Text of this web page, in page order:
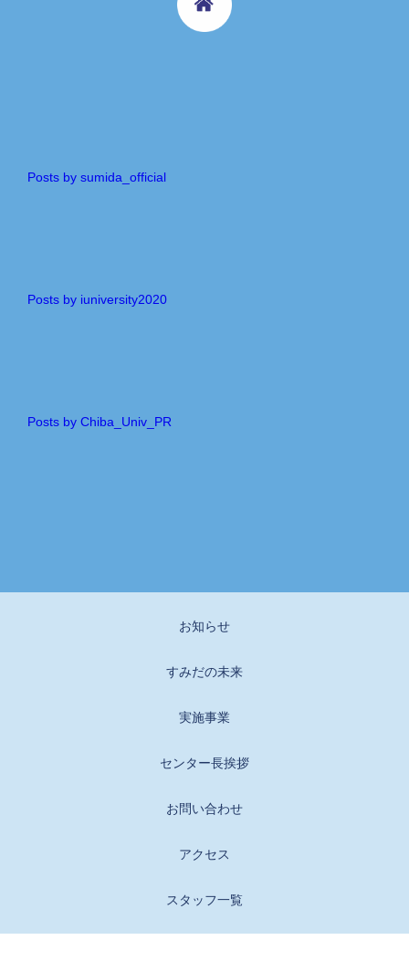
Posts by sumida_official
Posts by iuniversity2020
Posts by Chiba_Univ_PR
お知らせ
すみだの未来
実施事業
センター長挨拶
お問い合わせ
アクセス
スタッフ一覧